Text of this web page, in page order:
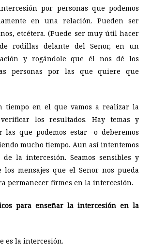
por personas que podemos
en una relación. Pueden ser
etcétera. (Puede ser muy útil hacer
rodillas delante del Señor, en un
y rogándole que él nos dé los
personas por las que quiere que
tiempo en el que vamos a realizar la
los resultados. Hay temas y
las que podemos estar –o deberemos
mucho tiempo. Aun así intentemos
de la intercesión. Seamos sensibles y
los mensajes que el Señor nos pueda
permanecer firmes en la intercesión.
para enseñar la intercesión en la
es la intercesión.